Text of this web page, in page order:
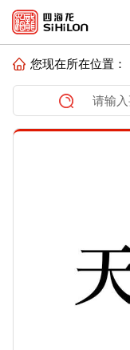
您现在所在位置：